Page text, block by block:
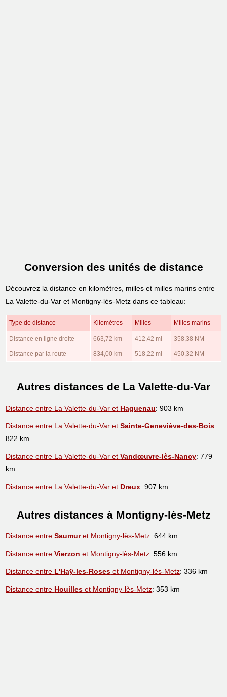
Conversion des unités de distance
Découvrez la distance en kilomètres, milles et milles marins entre
La Valette-du-Var et Montigny-lès-Metz dans ce tableau:
Type de distance Kilomètres Milles Milles marins
Distance en ligne droite 663,72 km 412,42 mi 358,38 NM
Distance par la route 834,00 km 518,22 mi 450,32 NM
Autres distances de La Valette-du-Var
Distance entre La Valette-du-Var et Haguenau: 903 km
Distance entre La Valette-du-Var etSainte-Geneviève-des-Bois:
822 km
Distance entre La Valette-du-Var etVandœuvre-lès-Nancy: 779
km
Distance entre La Valette-du-Var et Dreux: 907 km
Autres distances à Montigny-lès-Metz
Distance entreSaumuret Montigny-lès-Metz: 644 km
Distance entreVierzon et Montigny-lès-Metz: 556 km
Distance entre L'Haÿ-les-Roses et Montigny-lès-Metz: 336 km
Distance entre Houilles et Montigny-lès-Metz: 353 km